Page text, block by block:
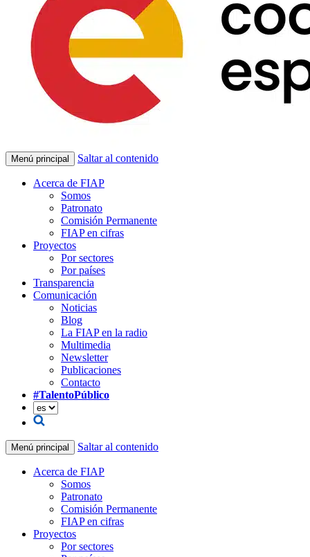
Menú principal Saltar al contenido
Acerca de FIAP
Somos
Patronato
Comisión Permanente
FIAP en cifras
Proyectos
Por sectores
Por países
Transparencia
Comunicación
Noticias
Blog
La FIAP en la radio
Multimedia
Newsletter
Publicaciones
Contacto
#TalentoPúblico
Menú principal Saltar al contenido
Acerca de FIAP
Somos
Patronato
Comisión Permanente
FIAP en cifras
Proyectos
Por sectores